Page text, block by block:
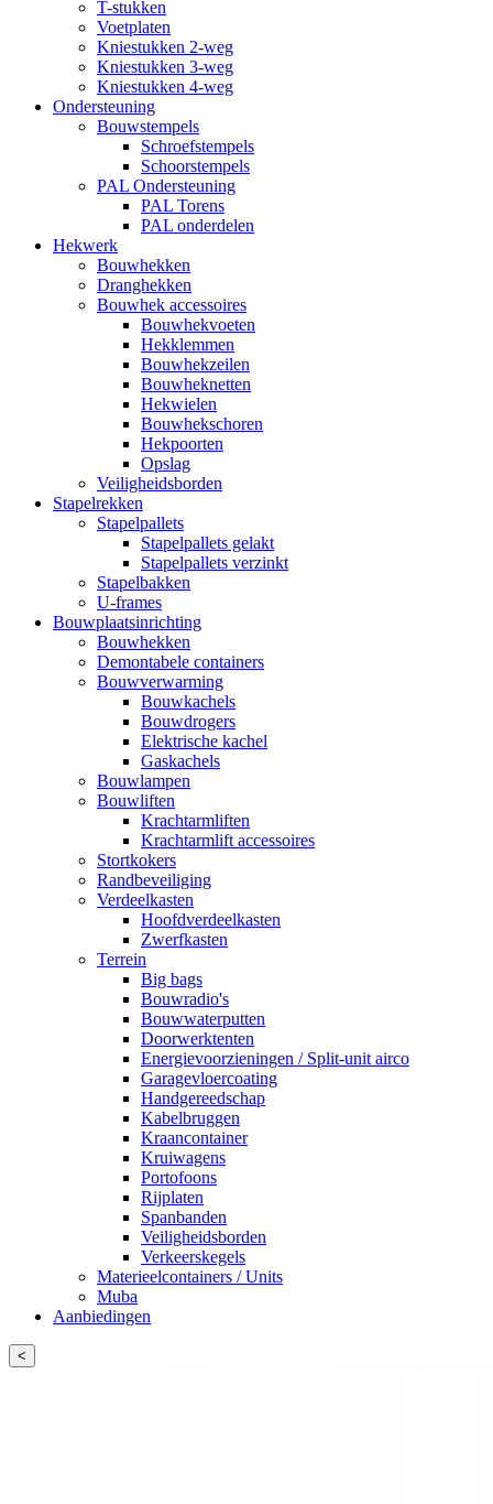
T-stukken
Voetplaten
Kniestukken 2-weg
Kniestukken 3-weg
Kniestukken 4-weg
Ondersteuning
Bouwstempels
Schroefstempels
Schoorstempels
PAL Ondersteuning
PAL Torens
PAL onderdelen
Hekwerk
Bouwhekken
Dranghekken
Bouwhek accessoires
Bouwhekvoeten
Hekklemmen
Bouwhekzeilen
Bouwheknetten
Hekwielen
Bouwhekschoren
Hekpoorten
Opslag
Veiligheidsborden
Stapelrekken
Stapelpallets
Stapelpallets gelakt
Stapelpallets verzinkt
Stapelbakken
U-frames
Bouwplaatsinrichting
Bouwhekken
Demontabele containers
Bouwverwarming
Bouwkachels
Bouwdrogers
Elektrische kachel
Gaskachels
Bouwlampen
Bouwliften
Krachtarmliften
Krachtarmlift accessoires
Stortkokers
Randbeveiliging
Verdeelkasten
Hoofdverdeelkasten
Zwerfkasten
Terrein
Big bags
Bouwradio's
Bouwwaterputten
Doorwerktenten
Energievoorzieningen / Split-unit airco
Garagevloercoating
Handgereedschap
Kabelbruggen
Kraancontainer
Kruiwagens
Portofoons
Rijplaten
Spanbanden
Veiligheidsborden
Verkeerskegels
Materieelcontainers / Units
Muba
Aanbiedingen
<